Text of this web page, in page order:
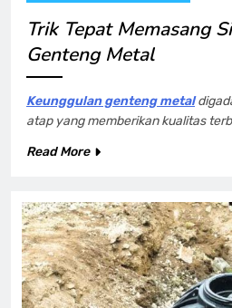
Trik Tepat Memasang
Genteng Metal
Keunggulan genteng metal
atap yang memberikan kualitas
Read More